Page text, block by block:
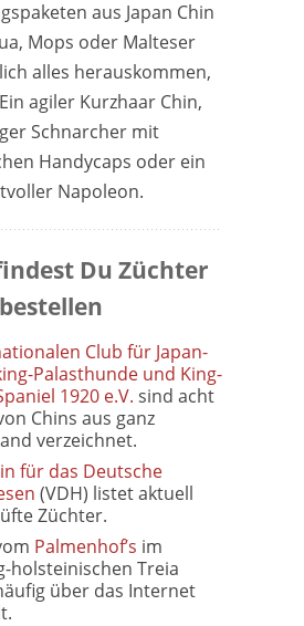
aus Japan Chin
Mops oder Malteser
alles herauskommen,
agiler Kurzhaar Chin,
Schnarcher mit
Handycaps oder ein
Napoleon.
Du Züchter
Club für Japan-
Palasthunde und King-
1920 e.V. sind acht
Chins aus ganz
verzeichnet.
für das Deutsche
(VDH) listet aktuell
Züchter.
Palmenhof’s im
holsteinischen Treia
über das Internet